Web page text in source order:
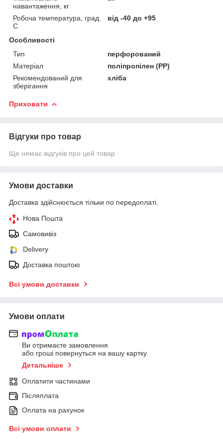
навантаження, кг
Робоча температура, град.
С
від -40 до +95
Особливості
Тип
перфорований
Матеріал
поліпропілен (PP)
Рекомендований для
зберігання
хліба
Приховати
Відгуки про товар
Ще немає відгуків про цей товар
Умови доставки
Доставка здійснюється тільки по передоплаті.
Нова Пошта
Самовивіз
Delivery
Доставка поштою
Всі умови доставки
Умови оплати
Ви отримаєте замовлення
або гроші повернуться на вашу картку
Детальніше
Оплатити частинами
Післяплата
Оплата на рахунок
Всі умови оплати